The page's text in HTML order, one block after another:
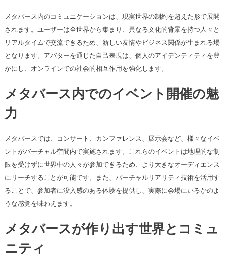
メタバース内のコミュニケーションは、現実世界の制約を超えた形で展開
されます。ユーザーは全世界から集まり、異なる文化的背景を持つ人々と
リアルタイムで交流できるため、新しい友情やビジネス関係が生まれる場
となります。アバターを通じた自己表現は、個人のアイデンティティを豊
かにし、オンラインでの社会的相互作用を強化します。
メタバース内でのイベント開催の魅
力
メタバースでは、コンサート、カンファレンス、展示会など、様々なイベ
ントがバーチャル空間内で実施されます。これらのイベントは地理的な制
限を受けずに世界中の人々が参加できるため、より大きなオーディエンス
にリーチすることが可能です。また、バーチャルリアリティ技術を活用す
ることで、参加者に没入感のある体験を提供し、実際に会場にいるかのよ
うな感覚を味わえます。
メタバースが作り出す世界とコミュ
ニティ